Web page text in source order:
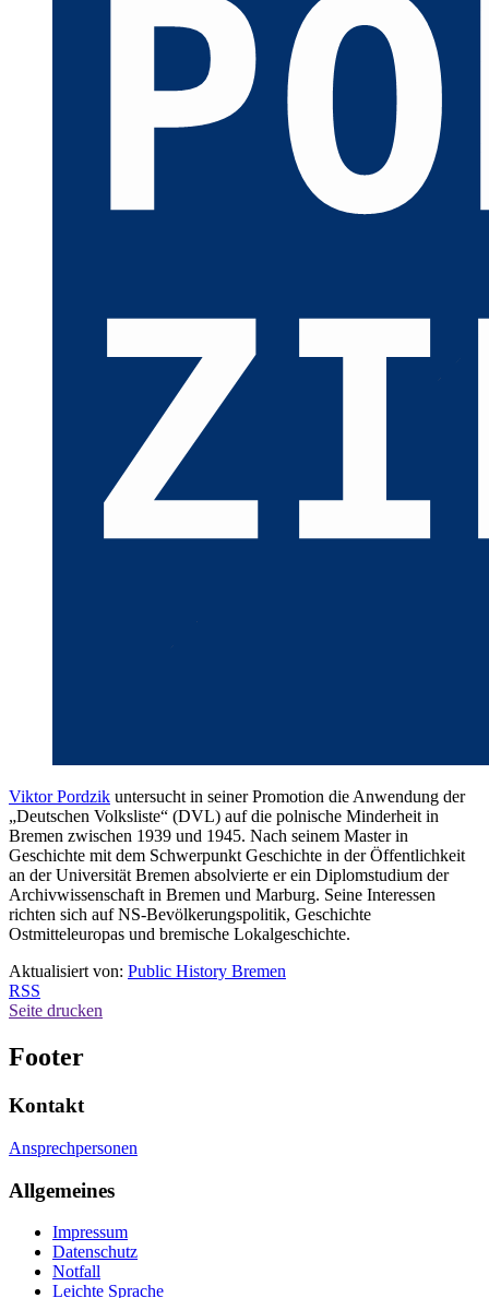
Viktor Pordzik untersucht in seiner Promotion die Anwendung der
„Deutschen Volksliste“ (DVL) auf die polnische Minderheit in
Bremen zwischen 1939 und 1945. Nach seinem Master in
Geschichte mit dem Schwerpunkt Geschichte in der Öffentlichkeit
an der Universität Bremen absolvierte er ein Diplomstudium der
Archivwissenschaft in Bremen und Marburg. Seine Interessen
richten sich auf NS-Bevölkerungspolitik, Geschichte
Ostmitteleuropas und bremische Lokalgeschichte.
Aktualisiert von: Public History Bremen
RSS
Seite drucken
Footer
Kontakt
Ansprechpersonen
Allgemeines
Impressum
Datenschutz
Notfall
Leichte Sprache